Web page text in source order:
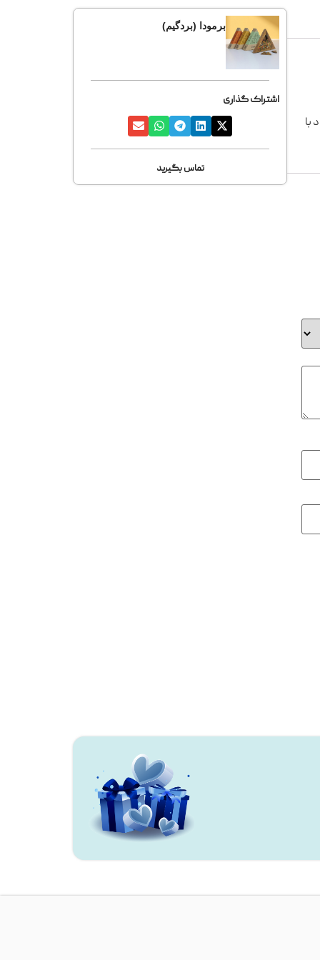
با
برمودا (بردگیم)
اشتراک گذاری
تماس بگیرید